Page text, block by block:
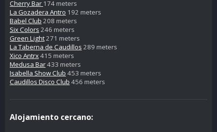
Cherry Bar 174 meters
La Gozadera Antro 192 meters
Babel Club 208 meters
Six Colors 246 meters
Green Light271 meters
La Taberna de Caudillos 289 meters
Xico Antrx415 meters
Medusa Bar433 meters
Isabella Show Club 453 meters
Caudillos Disco Club 456 meters
Alojamiento cercano: